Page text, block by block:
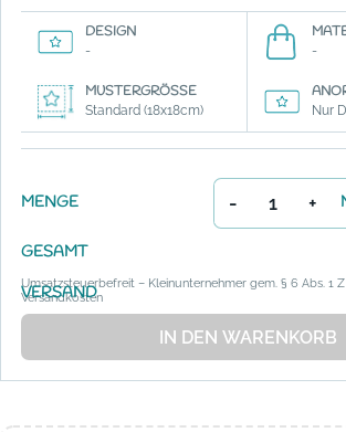
DESIGN
- -
MUSTERGRÖSSE
Standard (18x18cm) Nur
MENGE - +
GESAMT
Umsatzsteuerbefreit – Kleinunternehmer gem. § 6 Abs. 1
Versandkosten
VERSAND
IN DEN WARENKORB